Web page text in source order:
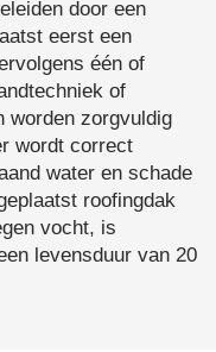
door een
eerst een
één of
of
worden zorgvuldig
wordt correct
water en schade
roofingdak
vocht, is
levensduur van 20